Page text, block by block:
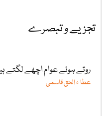
تجزیے و تبصرے
روتے ہوئے عوام اچھے لگتے
عطا ء الحق قاسمی